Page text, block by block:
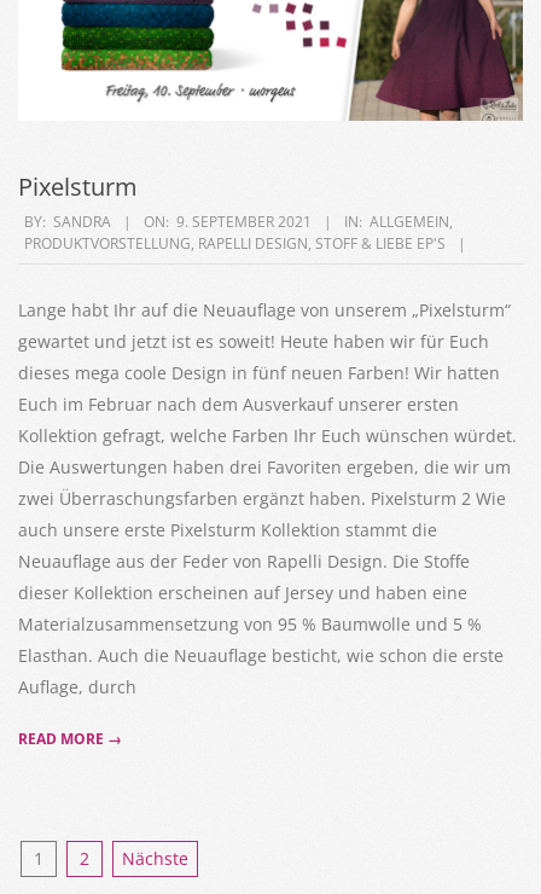
Pixelsturm
2021-
09-
BY: SANDRA ON: 9. SEPTEMBER 2021 IN: ALLGEMEIN,
PRODUKTVORSTELLUNG, RAPELLI DESIGN, STOFF & LIEBE EP'S
Lange habt Ihr auf die Neuauflage von unserem „Pixelsturm“
gewartet und jetzt ist es soweit! Heute haben wir für Euch
dieses mega coole Design in fünf neuen Farben! Wir hatten
Euch im Februar nach dem Ausverkauf unserer ersten
Kollektion gefragt, welche Farben Ihr Euch wünschen würdet.
Die Auswertungen haben drei Favoriten ergeben, die wir um
zwei Überraschungsfarben ergänzt haben. Pixelsturm 2 Wie
auch unsere erste Pixelsturm Kollektion stammt die
Neuauflage aus der Feder von Rapelli Design. Die Stoffe
dieser Kollektion erscheinen auf Jersey und haben eine
Materialzusammensetzung von 95 % Baumwolle und 5 %
Elasthan. Auch die Neuauflage besticht, wie schon die erste
Auflage, durch
READ MORE →
Seitennummerierung
1 2 Nächste